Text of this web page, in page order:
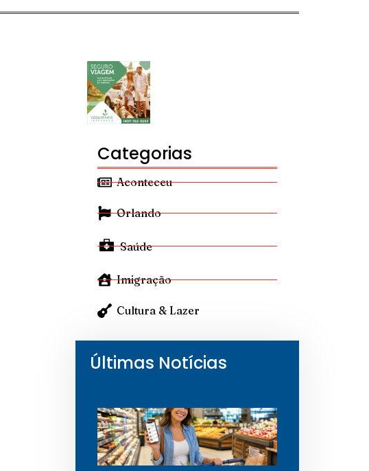
Categorias
Aconteceu
Orlando
Saúde
Imigração
Cultura & Lazer
Últimas Notícias